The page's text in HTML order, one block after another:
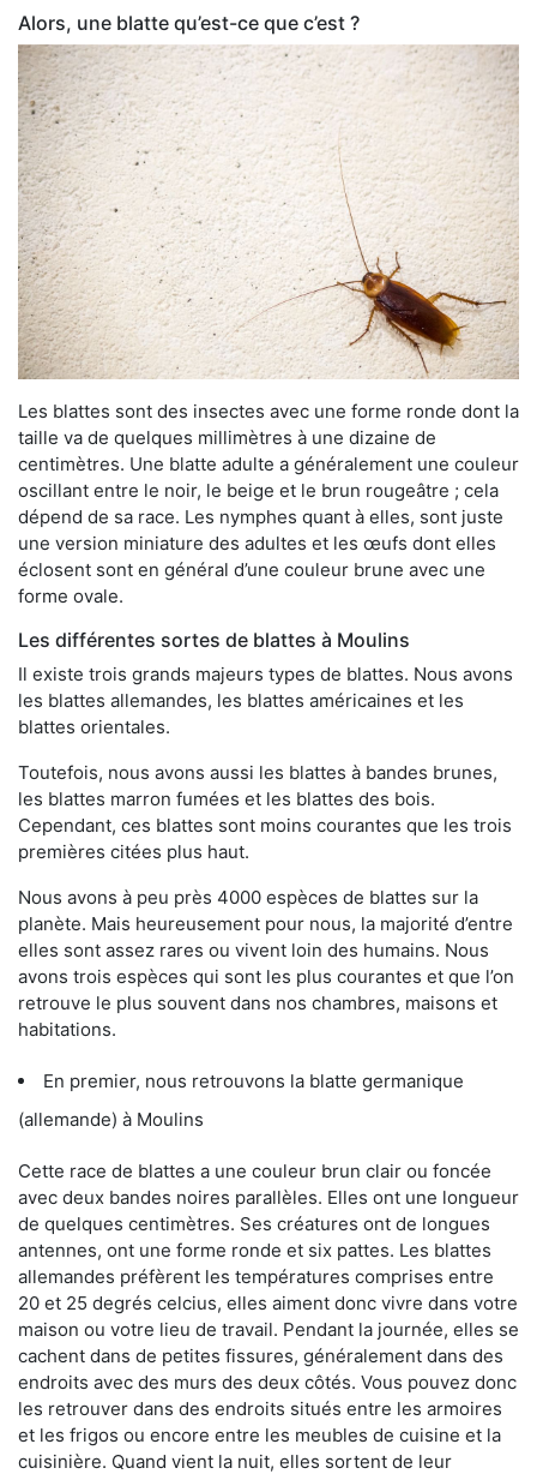
Alors, une blatte qu’est-ce que c’est ?
Les blattes sont des insectes avec une forme ronde dont la
taille va de quelques millimètres à une dizaine de
centimètres. Une blatte adulte a généralement une couleur
oscillant entre le noir, le beige et le brun rougeâtre ; cela
dépend de sa race. Les nymphes quant à elles, sont juste
une version miniature des adultes et les œufs dont elles
éclosent sont en général d’une couleur brune avec une
forme ovale.
Les différentes sortes de blattes à Moulins
Il existe trois grands majeurs types de blattes. Nous avons
les blattes allemandes, les blattes américaines et les
blattes orientales.
Toutefois, nous avons aussi les blattes à bandes brunes,
les blattes marron fumées et les blattes des bois.
Cependant, ces blattes sont moins courantes que les trois
premières citées plus haut.
Nous avons à peu près 4000 espèces de blattes sur la
planète. Mais heureusement pour nous, la majorité d’entre
elles sont assez rares ou vivent loin des humains. Nous
avons trois espèces qui sont les plus courantes et que l’on
retrouve le plus souvent dans nos chambres, maisons et
habitations.
En premier, nous retrouvons la blatte germanique
(allemande) à Moulins
Cette race de blattes a une couleur brun clair ou foncée
avec deux bandes noires parallèles. Elles ont une longueur
de quelques centimètres. Ses créatures ont de longues
antennes, ont une forme ronde et six pattes. Les blattes
allemandes préfèrent les températures comprises entre
20 et 25 degrés celcius, elles aiment donc vivre dans votre
maison ou votre lieu de travail. Pendant la journée, elles se
cachent dans de petites fissures, généralement dans des
endroits avec des murs des deux côtés. Vous pouvez donc
les retrouver dans des endroits situés entre les armoires
et les frigos ou encore entre les meubles de cuisine et la
cuisinière. Quand vient la nuit, elles sortent de leur